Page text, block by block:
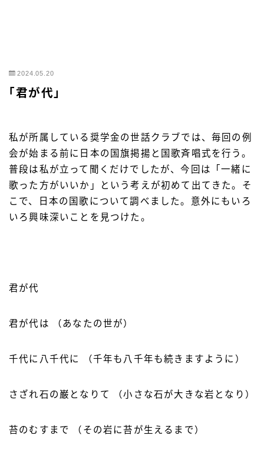
2024.05.20
「君が代」
私が所属している奨学金の世話クラブでは、毎回の例
会が始まる前に日本の国旗掲揚と国歌斉唱式を行う。
普段は私が立って聞くだけでしたが、今回は「一緒に
歌った方がいいか」という考えが初めて出てきた。そ
こで、日本の国歌について調べました。意外にもいろ
いろ興味深いことを見つけた。
君が代
君が代は （あなたの世が）
千代に八千代に （千年も八千年も続きますように）
さざれ石の巌となりて （小さな石が大きな岩となり）
苔のむすまで （その岩に苔が生えるまで）